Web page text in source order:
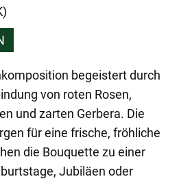
begeistert durch
von roten Rosen,
und zarten Gerbera. Die
für eine frische, fröhliche
die Bouquette zu einer
Jubiläen oder